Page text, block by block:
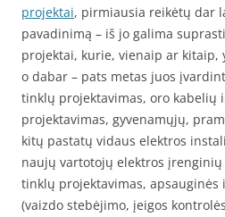
projektai, pirmiausia reikėtų dar
pavadinimą – iš jo galima
projektai, kurie, vienaip ar kitaip,
o dabar – pats metas juos
tinklų projektavimas, oro
projektavimas, gyvenamųjų,
kitų pastatų vidaus elektros
naujų vartotojų elektros
tinklų projektavimas, apsauginės
(vaizdo stebėjimo, įeigos